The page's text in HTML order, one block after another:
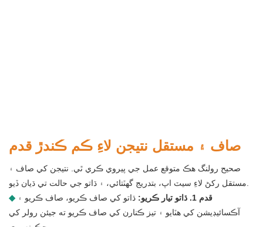
صاف ۽ مستقل نتيجن لاءِ ڪم ڪندڙ قدم
صحيح رولنگ هڪ متوقع عمل جي پيروي ڪري ٿي. نتيجن کي صاف ۽
مستقل رکڻ لاءِ سيٽ اپ، بتدريج گهٽتائي، ۽ ڌاتو جي حالت تي ڌيان ڏيو.
◆
قدم 1. ڌاتو تيار ڪريو:
ڌاتو کي صاف ڪريو، صاف ڪريو ۽
آڪسائيڊيشن کي هٽايو ۽ تيز ڪنارن کي صاف ڪريو ته جيئن رولر کي